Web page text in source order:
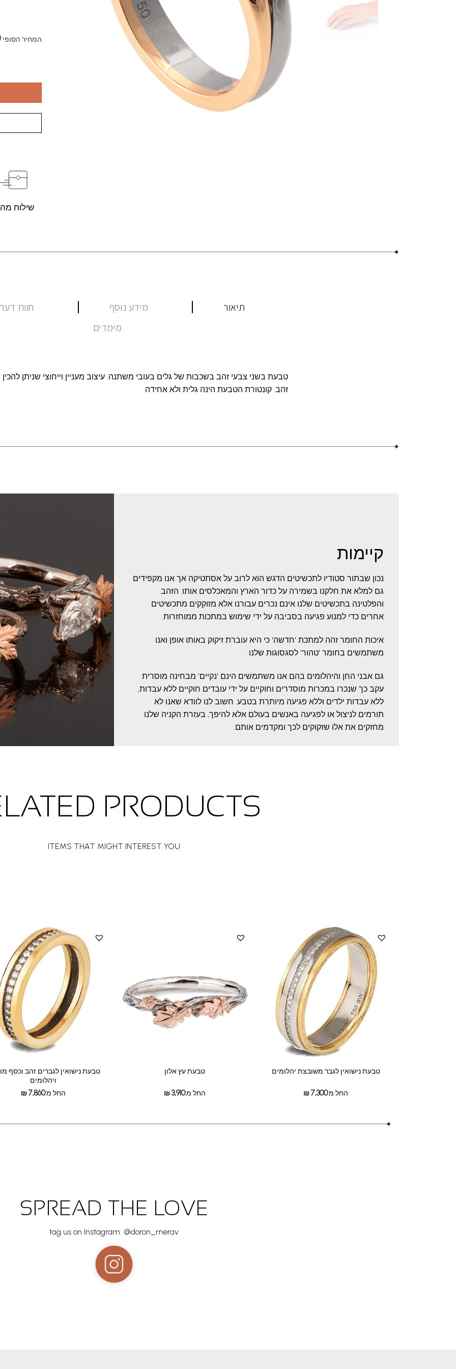
המחיר הסופי
שילוח
תיאור מידע נוסף
חוות דעת
מימדים
טבעת בשני צבעי זהב בשכבות של גלים בעובי משתנה. עיצוב מעניין וייחוצי שניתן
זהב. קונטורת הטבעת הינה גלית ולא אחידה.
קיימות
נכון שבתור סטודיו לתכשיטים הדגש הוא לרוב על אסתטיקה אך אנו מקפידים
גם למלא את חלקנו בשמירה על כדור הארץ והמאכלסים אותו. הזהב
והפלטינה בתכשיטים שלנו אינם נכרים עבורנו אלא מזוקקים מתכשיטים
אחרים כדי למנוע פגיעה בסביבה על ידי שימוש במתכות ממוחזרות.
איכות החומר זהה למתכת 'חדשה' כי היא עוברת זיקוק באותו אופן ואנו
משתמשים בחומר 'טהור' לסגסוגות שלנו.
גם אבני החן והיהלומים בהם אנו משתמשים הינם 'נקיים' מבחינה מוסרית
עקב כך שנכרו במכרות מוסדרים וחוקיים על ידי עובדים חוקיים ללא עבדות,
ללא עבדות ילדים וללא פגיעה מיותרת בטבע. חשוב לנו לוודא שאנו לא
תורמים לניצול או לפגיעה באנשים בעולם אלא להיפך, בעזרת הקניה שלנו
מחזקים את אלו שזקוקים לכך ומקדמים אותם.
PRODUCTS
ITEMS THAT MIGHT INTEREST YOU
טבעת נישואין לגבר משובצת יהלומים
החל מ: ₪7,300
טבעת עץ אלון
החל מ: ₪3,910
טבעת נישואין לגברים זהב וכסף
ויהלומים
החל מ:
₪7,860
SPREAD THE LOVE
tag us on Instagram: @doron_merav